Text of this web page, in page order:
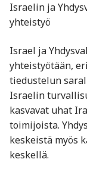
Israelin ja
yhteistyö
Israel ja
yhteistyötään,
tiedustelun
Israelin
kasvavat uhat
toimijoista.
keskeistä myös
keskellä.